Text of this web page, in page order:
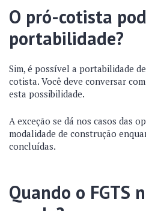
O pró-cotista
portabilidade?
Sim, é possível a portabilidade
cotista. Você deve conversar
esta possibilidade.
A exceção se dá nos casos das
modalidade de construção
concluídas.
Quando o FGTS